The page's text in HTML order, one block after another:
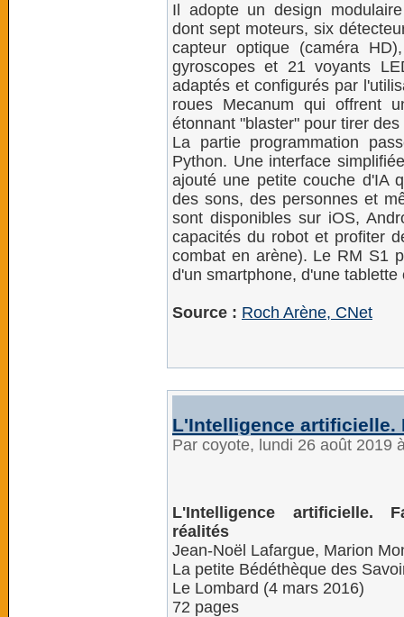
Il adopte un design
dont sept moteurs, six
capteur optique (caméra
gyroscopes et 21 voyants
adaptés et configurés par
roues Mecanum qui offrent
étonnant "blaster" pour tirer
La partie programmation
Python. Une interface
ajouté une petite couche d'IA
des sons, des personnes et
sont disponibles sur iOS,
capacités du robot et profiter
combat en arène). Le RM S1
d'un smartphone, d'une tablette
Source : Roch Arène, CNet
L'Intelligence artificielle.
Par coyote, lundi 26 août 2019
L'Intelligence artificielle.
réalités
Jean-Noël Lafargue, Marion
La petite Bédéthèque des
Le Lombard (4 mars 2016)
72 pages